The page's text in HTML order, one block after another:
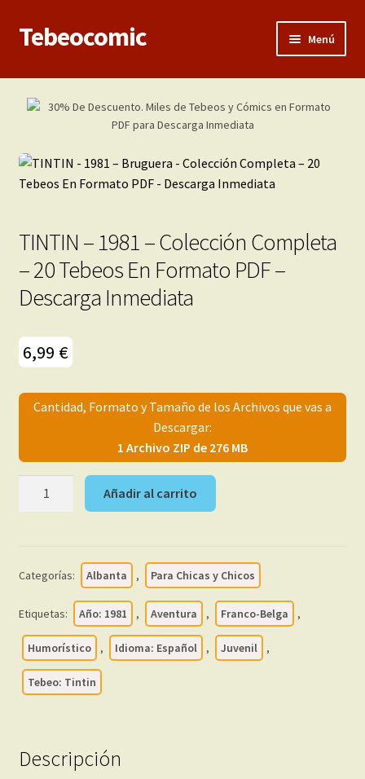
Ir
Ir
al
Tebeocomic Menú
Inicio
menú
Franco-Belga
Porno 3D
Inéditas
Demos
hijo
TINTIN – 1981 – Colección Completa
– 20 Tebeos En Formato PDF –
Descarga Inmediata
6,99 €
Cantidad, Formato y Tamaño de los Archivos que vas a
Descargar:
1 Archivo ZIP de 276 MB
Completa
–
Tebeos
En
Formato
Descarga
Inmediata
Añadir al carrito
Categorías: Albanta , Para Chicas y Chicos
Etiquetas: Año: 1981 , Aventura , Franco-Belga ,
Humorístico , Idioma: Español , Juvenil ,
Tebeo: Tintin
Descripción